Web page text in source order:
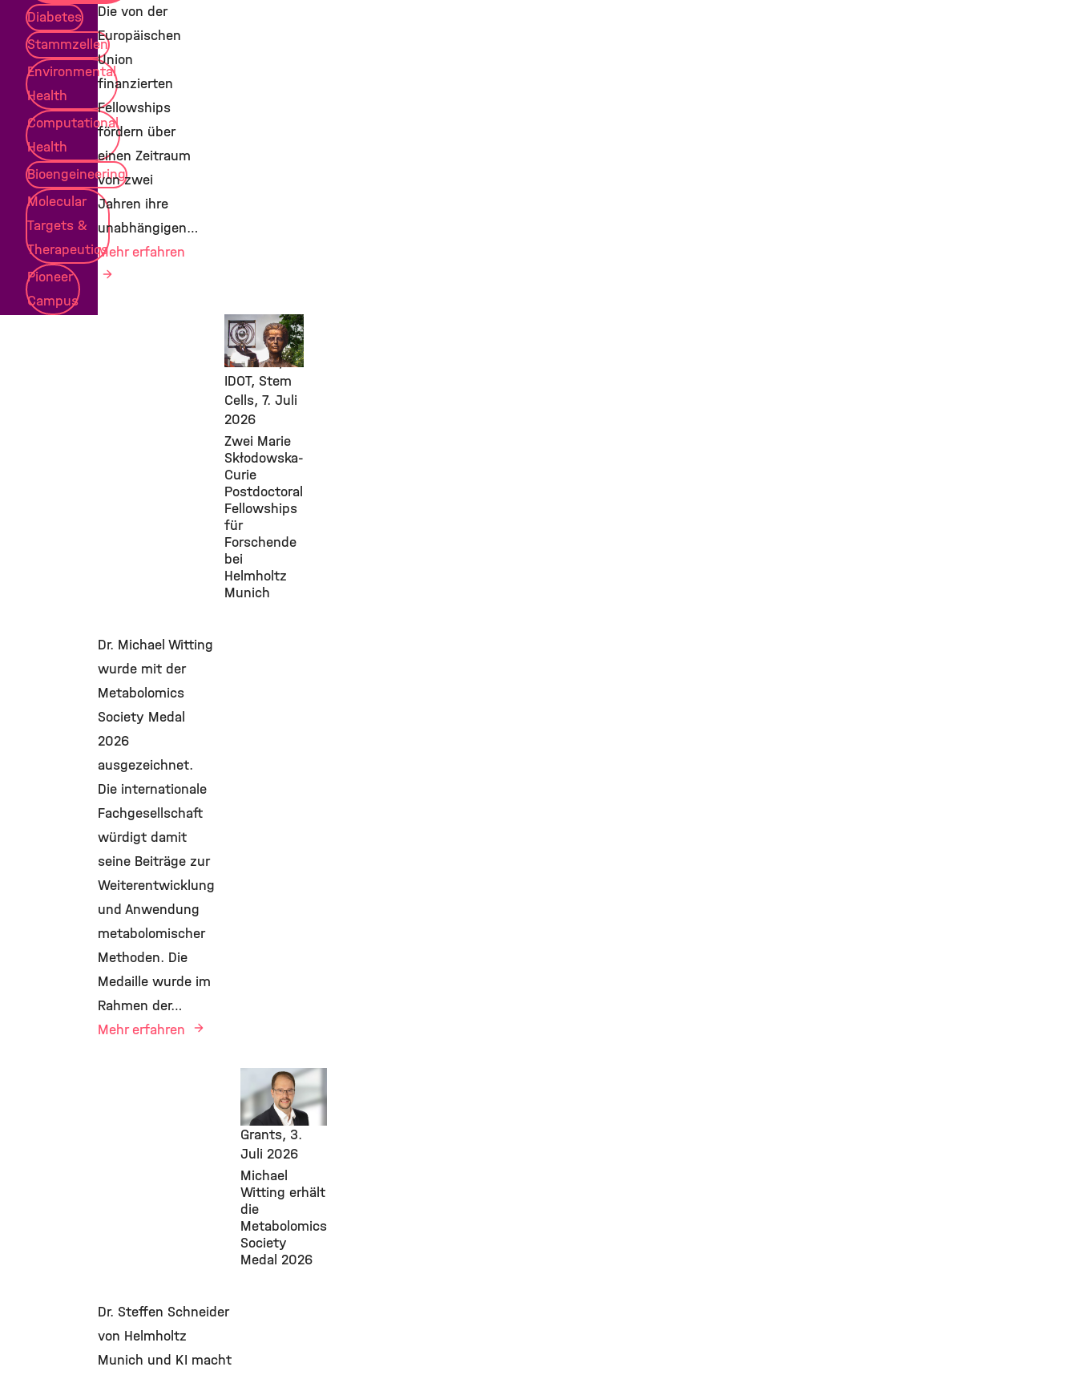
Diabetes
Stammzellen
Environmental
Health
Computational
Health
Bioengeineering
Molecular
Targets &
Therapeutics
Pioneer
Campus
Awards &
Grants,
Diabetes,
IDOT, Stem
Cells, 7. Juli
2026
Zwei Marie
Skłodowska-
Curie
Postdoctoral
Fellowships
für
Forschende
bei
Helmholtz
Munich
Die von der
Europäischen
Union
finanzierten
Fellowships
fördern über
einen Zeitraum
von zwei
Jahren ihre
unabhängigen…
Mehr erfahren
Facilities,
Awards &
Grants, 3.
Juli 2026
Michael
Witting erhält
die
Metabolomics
Society
Medal 2026
Dr. Michael Witting
wurde mit der
Metabolomics
Society Medal
2026
ausgezeichnet.
Die internationale
Fachgesellschaft
würdigt damit
seine Beiträge zur
Weiterentwicklung
und Anwendung
metabolomischer
Methoden. Die
Medaille wurde im
Rahmen der…
Mehr erfahren
Dr. Steffen Schneider
von Helmholtz
Munich und KI macht